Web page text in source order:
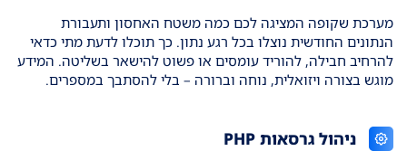
מערכת שקופה המציגה לכם כמה משטח האחסון ותעבורת
הנתונים החודשית נוצלו בכל רגע נתון. כך תוכלו לדעת מתי כדאי
להרחיב חבילה, להוריד עומסים או פשוט להישאר בשליטה. המידע
מוגש בצורה ויזואלית, נוחה וברורה – בלי להסתבך במספרים.
ניהול גרסאות PHP